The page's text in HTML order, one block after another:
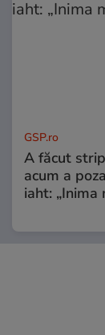
GSP.ro
A făcut
acum a
iaht: „Inima